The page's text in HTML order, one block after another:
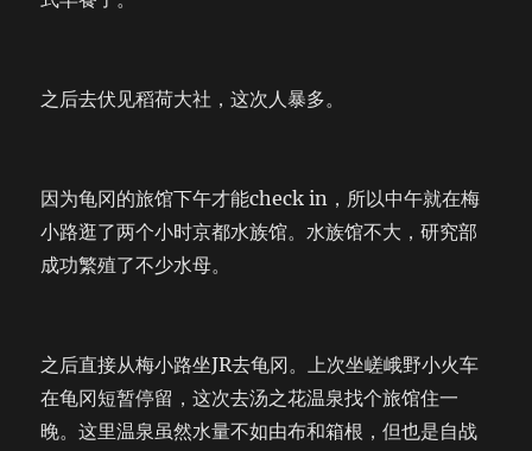
之后去伏见稻荷大社，这次人暴多。
因为龟冈的旅馆下午才能check in，所以中午就在梅
小路逛了两个小时京都水族馆。水族馆不大，研究部
成功繁殖了不少水母。
之后直接从梅小路坐JR去龟冈。上次坐嵯峨野小火车
在龟冈短暂停留，这次去汤之花温泉找个旅馆住一
晚。这里温泉虽然水量不如由布和箱根，但也是自战